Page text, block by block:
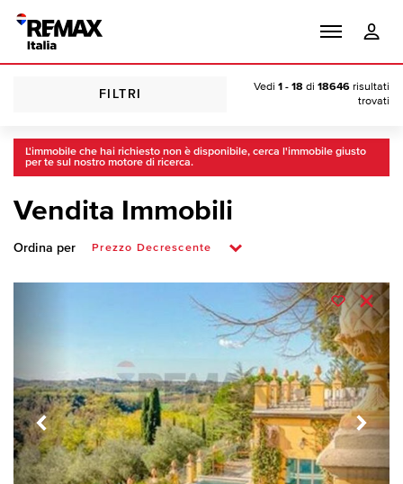
FILTRI
Vedi 1 - 18 di 18646 risultati
trovati
L'immobile che hai richiesto non è disponibile, cerca l'immobile giusto
per te sul nostro motore di ricerca.
Vendita Immobili
Ordina per